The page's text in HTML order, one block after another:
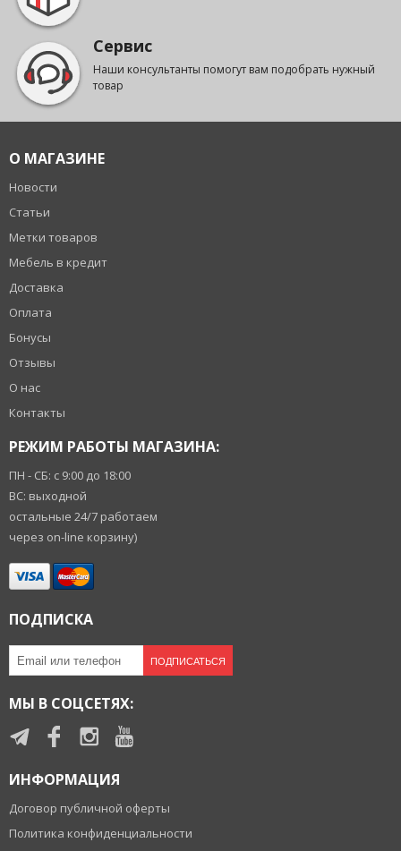
Сервис
Наши консультанты помогут вам подобрать нужный
товар
О МАГАЗИНЕ
Новости
Статьи
Метки товаров
Мебель в кредит
Доставка
Оплата
Бонусы
Отзывы
О нас
Контакты
РЕЖИМ РАБОТЫ МАГАЗИНА:
ПН - СБ: с 9:00 до 18:00
ВС: выходной
остальные 24/7 работаем
через on-line корзину)
ПОДПИСКА
ПОДПИСАТЬСЯ
МЫ В СОЦСЕТЯХ:
ИНФОРМАЦИЯ
Договор публичной оферты
Политика конфиденциальности